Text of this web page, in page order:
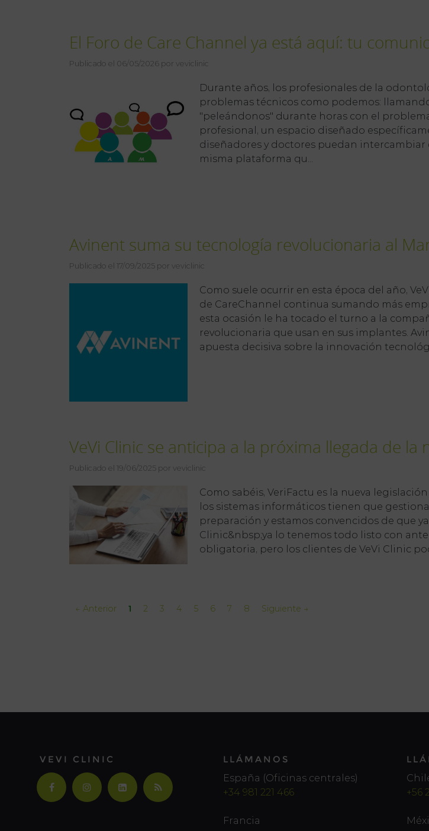
El Foro de Care Channel ya está aquí: tu
Publicado el 06/05/2026 por veviclinic
Durante años, los profesionales de la
problemas técnicos como podemos:
"peleándonos" durante horas con el
profesional, un espacio diseñado
diseñadores y doctores puedan
misma plataforma qu...
Avinent suma su tecnología revolucionaria al
Publicado el 17/09/2025 por veviclinic
Como suele ocurrir en esta época del año,
de CareChannel continua sumando más
esta ocasión le ha tocado el turno a la
revolucionaria que usan en sus implantes.
apuesta decisiva sobre la innovación
VeVi Clinic se anticipa a la próxima llegada de la
Publicado el 19/06/2025 por veviclinic
Como sabéis, VeriFactu es la nueva
los sistemas informáticos tienen que
preparación y estamos convencidos de que
Clinic&nbsp;ya lo tenemos todo listo con
obligatoria, pero los clientes de VeVi Clinic
← Anterior 1 2 3 4 5 6 7 8 Siguiente →
VEVI CLINIC
LLÁMANOS
España (Oficinas centrales)
+34 981 221 466
Francia
+56